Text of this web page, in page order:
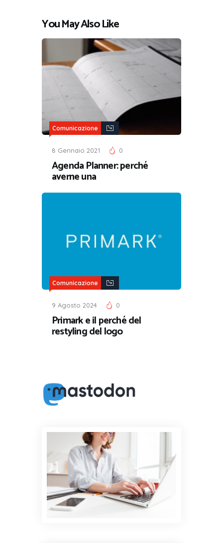
You May Also Like
Comunicazione
8 Gennaio 2021 0
Agenda Planner: perché
averne una
Comunicazione
9 Agosto 2024 0
Primark e il perché del
restyling del logo